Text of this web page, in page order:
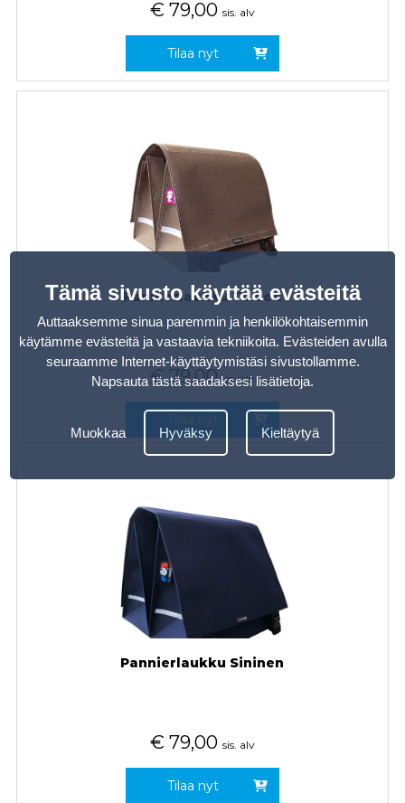
€ 79,00 sis. alv
Tilaa nyt
Pannierlaukku Tweed
€ 79,00 sis. alv
Tilaa nyt
Pannierlaukku Sininen
€ 79,00 sis. alv
Tilaa nyt
Tämä sivusto käyttää evästeitä
Auttaaksemme sinua paremmin ja henkilökohtaisemmin
käytämme evästeitä ja vastaavia tekniikoita. Evästeiden avulla
seuraamme Internet-käyttäytymistäsi sivustollamme.
Napsauta tästä saadaksesi lisätietoja.
Muokkaa Hyväksy Kieltäytyä